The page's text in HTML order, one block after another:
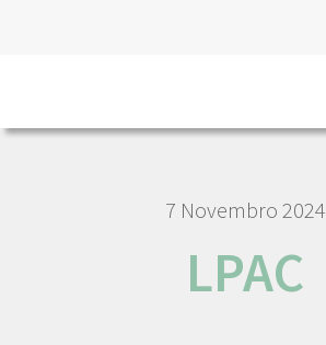
7 Novembro 2024
LPAC